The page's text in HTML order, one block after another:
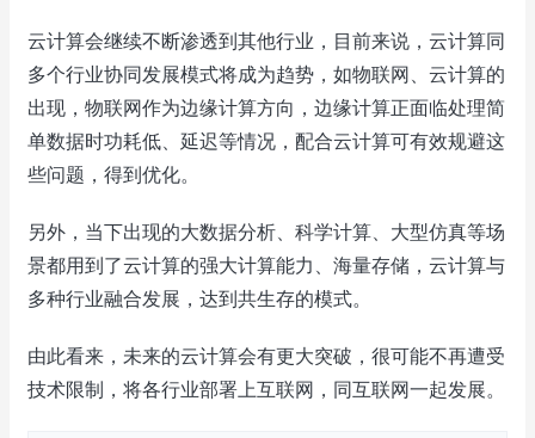
云计算会继续不断渗透到其他行业，目前来说，云计算同
多个行业协同发展模式将成为趋势，如物联网、云计算的
出现，物联网作为边缘计算方向，边缘计算正面临处理简
单数据时功耗低、延迟等情况，配合云计算可有效规避这
些问题，得到优化。
另外，当下出现的大数据分析、科学计算、大型仿真等场
景都用到了云计算的强大计算能力、海量存储，云计算与
多种行业融合发展，达到共生存的模式。
由此看来，未来的云计算会有更大突破，很可能不再遭受
技术限制，将各行业部署上互联网，同互联网一起发展。